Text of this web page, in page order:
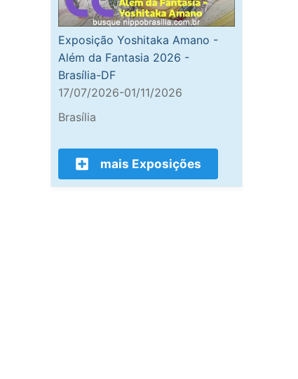
Exposição Yoshitaka Amano -
Além da Fantasia 2026 -
Brasília-DF
17/07/2026-01/11/2026
Brasília
mais Exposições